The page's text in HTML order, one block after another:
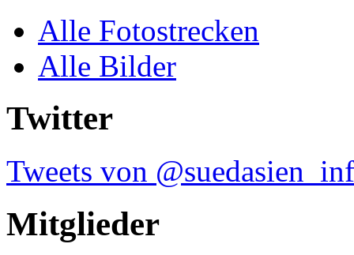
Alle Fotostrecken
Alle Bilder
Twitter
Tweets von
Mitglieder